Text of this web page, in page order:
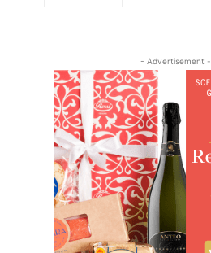
- Advertisement -